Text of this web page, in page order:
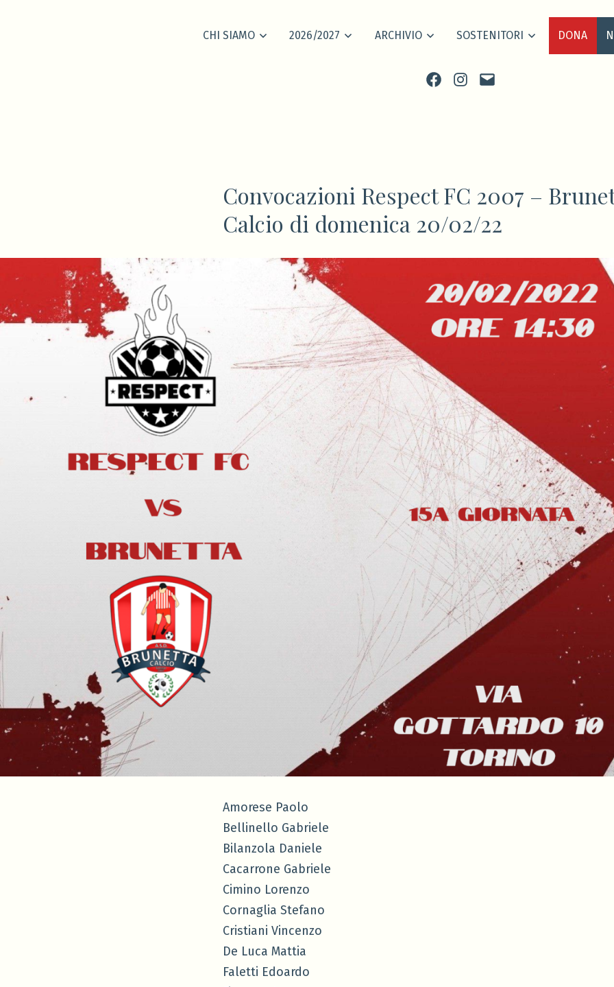
CHI SIAMO 2026/2027 ARCHIVIO SOSTENITORI DONA
FacebookInstagram
scrivi
Convocazioni Respect FC 2007 –
Calcio di domenica 20/02/22
Amorese Paolo
Bellinello Gabriele
Bilanzola Daniele
Cacarrone Gabriele
Cimino Lorenzo
Cornaglia Stefano
Cristiani Vincenzo
De Luca Mattia
Faletti Edoardo